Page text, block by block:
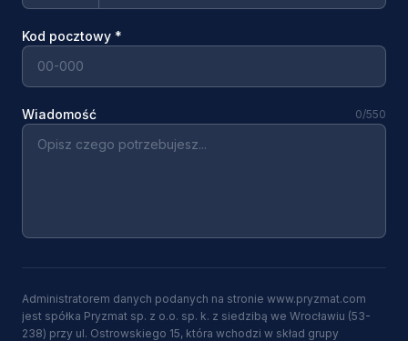
Kod pocztowy *
Wiadomość 0/550
Administratorem danych podanych na stronie www.pryzmat.com
jest spółka Pryzmat sp. z o.o. sp. k. z siedzibą we Wrocławiu (53-
238) przy ul. Ostrowskiego 15, która wchodzi w skład grupy